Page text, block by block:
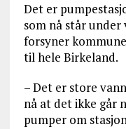
Det er
som nå står under
forsyner
til hele Birkeland.
– Det er store
nå at det ikke går
pumper om